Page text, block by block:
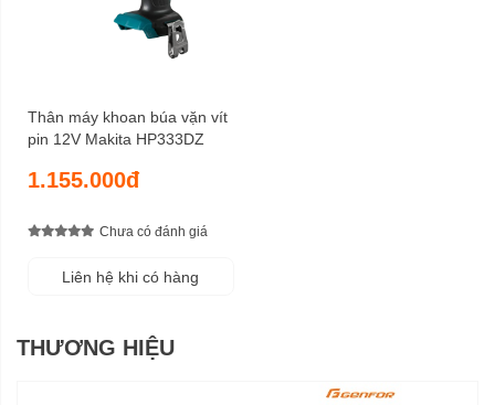
Thân máy khoan búa vặn vít
pin 12V Makita HP333DZ
1.155.000đ
Chưa có đánh giá
Liên hệ khi có hàng
THƯƠNG HIỆU